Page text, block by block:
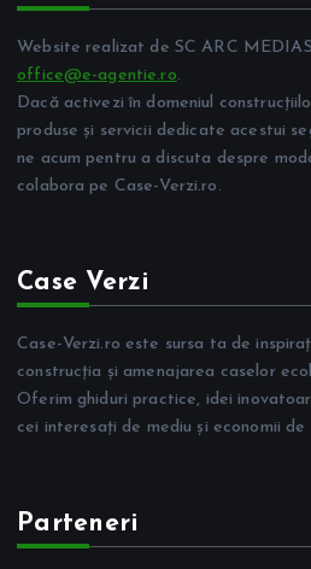
Website realizat de SC ARC
office@e-agentie.ro.
Dacă activezi în domeniul
produse și servicii dedicate acestui
ne acum pentru a discuta despre
colabora pe Case-Verzi.ro.
Case Verzi
Case-Verzi.ro este sursa ta de
construcția și amenajarea caselor
Oferim ghiduri practice, idei
cei interesați de mediu și economii
Parteneri